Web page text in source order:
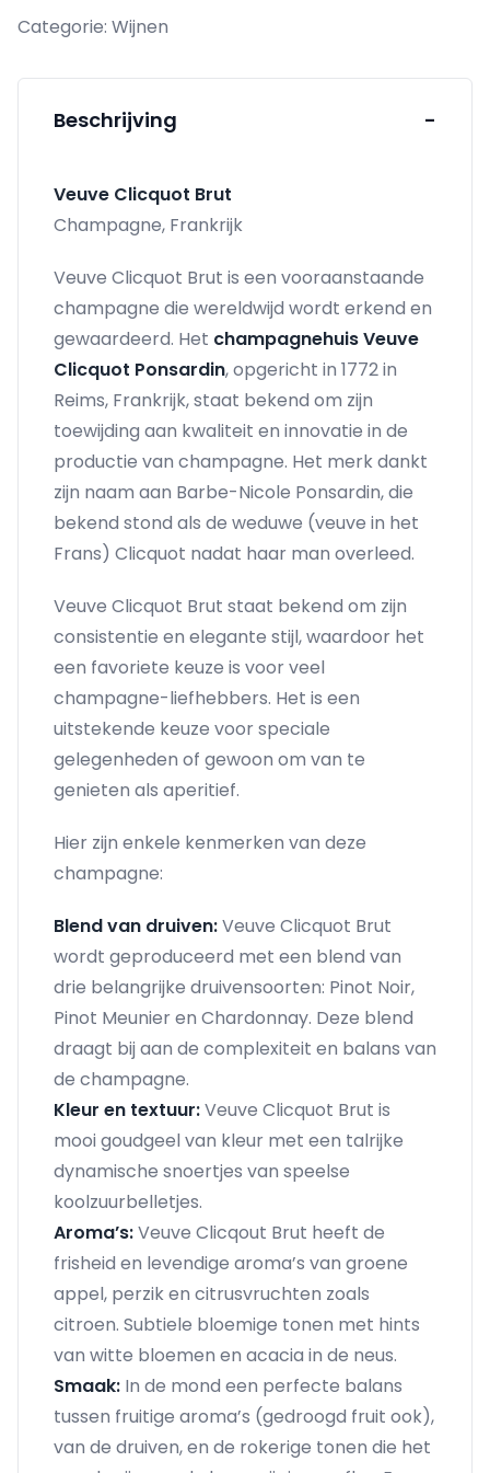
MAGNUM
Categorie: Wijnen
Beschrijving -
Veuve Clicquot Brut
Champagne, Frankrijk
Veuve Clicquot Brut is een vooraanstaande
champagne die wereldwijd wordt erkend en
gewaardeerd. Het champagnehuis Veuve
Clicquot Ponsardin, opgericht in 1772 in
Reims, Frankrijk, staat bekend om zijn
toewijding aan kwaliteit en innovatie in de
productie van champagne. Het merk dankt
zijn naam aan Barbe-Nicole Ponsardin, die
bekend stond als de weduwe (veuve in het
Frans) Clicquot nadat haar man overleed.
Veuve Clicquot Brut staat bekend om zijn
consistentie en elegante stijl, waardoor het
een favoriete keuze is voor veel
champagne-liefhebbers. Het is een
uitstekende keuze voor speciale
gelegenheden of gewoon om van te
genieten als aperitief.
Hier zijn enkele kenmerken van deze
champagne:
Blend van druiven:Veuve Clicquot Brut
wordt geproduceerd met een blend van
drie belangrijke druivensoorten: Pinot Noir,
Pinot Meunier en Chardonnay. Deze blend
draagt bij aan de complexiteit en balans van
de champagne.
Kleur en textuur:Veuve Clicquot Brut is
mooi goudgeel van kleur met een talrijke
dynamische snoertjes van speelse
koolzuurbelletjes.
Aroma’s:Veuve Clicqout Brut heeft de
frisheid en levendige aroma’s van groene
appel, perzik en citrusvruchten zoals
citroen. Subtiele bloemige tonen met hints
van witte bloemen en acacia in de neus.
Smaak: In de mond een perfecte balans
tussen fruitige aroma’s (gedroogd fruit ook),
van de druiven, en de rokerige tonen die het